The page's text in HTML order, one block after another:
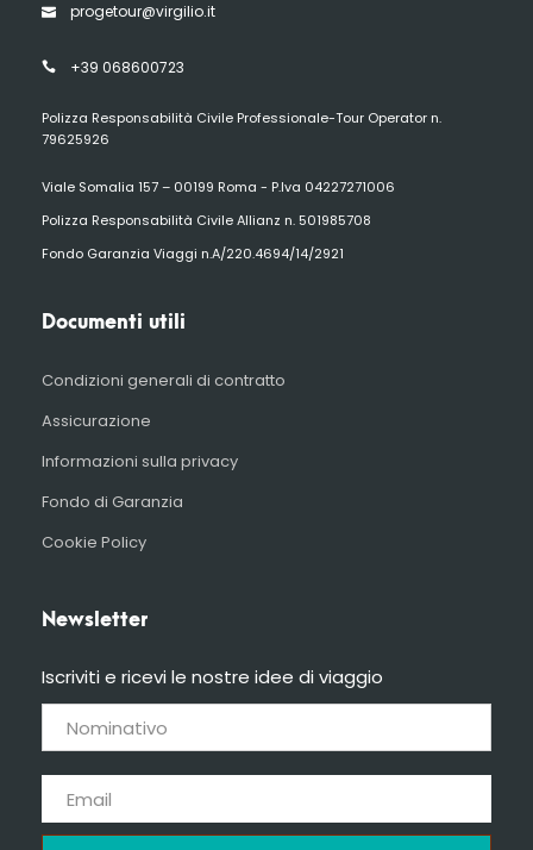
progetour@virgilio.it
+39 068600723
Polizza Responsabilità Civile Professionale-Tour Operator n.
79625926
Viale Somalia 157 – 00199 Roma - P.Iva 04227271006
Polizza Responsabilità Civile Allianz n. 501985708
Fondo Garanzia Viaggi n.A/220.4694/14/2921
Documenti utili
Condizioni generali di contratto
Assicurazione
Informazioni sulla privacy
Fondo di Garanzia
Cookie Policy
Newsletter
Iscriviti e ricevi le nostre idee di viaggio